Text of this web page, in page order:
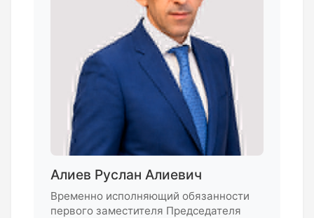
Алиев Руслан Алиевич
Временно исполняющий обязанности
первого заместителя Председателя